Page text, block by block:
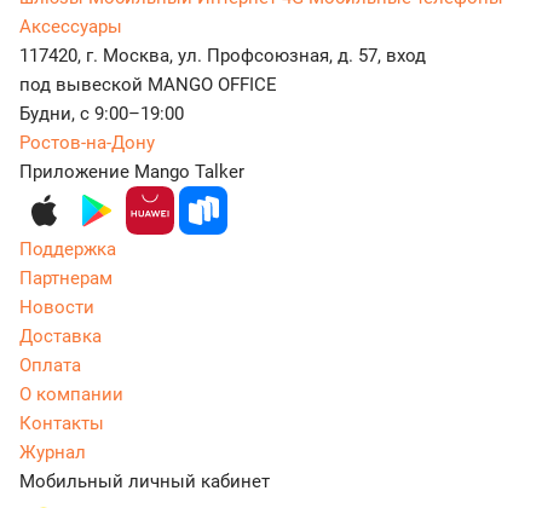
Аксессуары
117420, г. Москва, ул. Профсоюзная, д. 57, вход
под вывеской MANGO OFFICE
Будни, с 9:00–19:00
Ростов-на-Дону
Приложение Mango Talker
Поддержка
Партнерам
Новости
Доставка
Оплата
О компании
Контакты
Журнал
Мобильный личный кабинет